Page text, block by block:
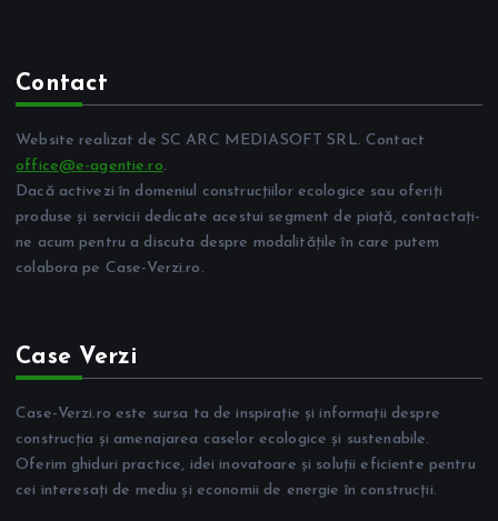
Contact
Website realizat de SC ARC MEDIASOFT SRL. Contact
office@e-agentie.ro.
Dacă activezi în domeniul construcțiilor ecologice sau oferiți
produse și servicii dedicate acestui segment de piață, contactați-
ne acum pentru a discuta despre modalitățile în care putem
colabora pe Case-Verzi.ro.
Case Verzi
Case-Verzi.ro este sursa ta de inspirație și informații despre
construcția și amenajarea caselor ecologice și sustenabile.
Oferim ghiduri practice, idei inovatoare și soluții eficiente pentru
cei interesați de mediu și economii de energie în construcții.